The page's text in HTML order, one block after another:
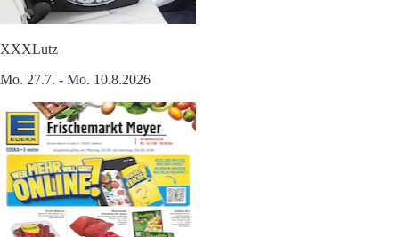
XXXLutz
Mo. 27.7. - Mo. 10.8.2026